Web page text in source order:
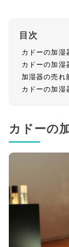
目次
カドーの加湿
カドーの加湿
加湿器の売れ
カドーの加湿
カドーの